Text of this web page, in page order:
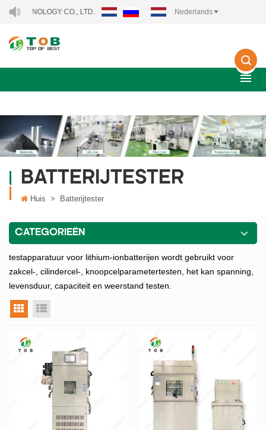
CO., LTD.. Nederlands
BATTERIJTESTER
Huis > Batterijtester
CATEGORIEËN
testapparatuur voor lithium-ionbatterijen wordt gebruikt voor
zakcel-, cilindercel-, knoopcelparametertesten, het kan spanning,
levensduur, capaciteit en weerstand testen.
rasterweergave